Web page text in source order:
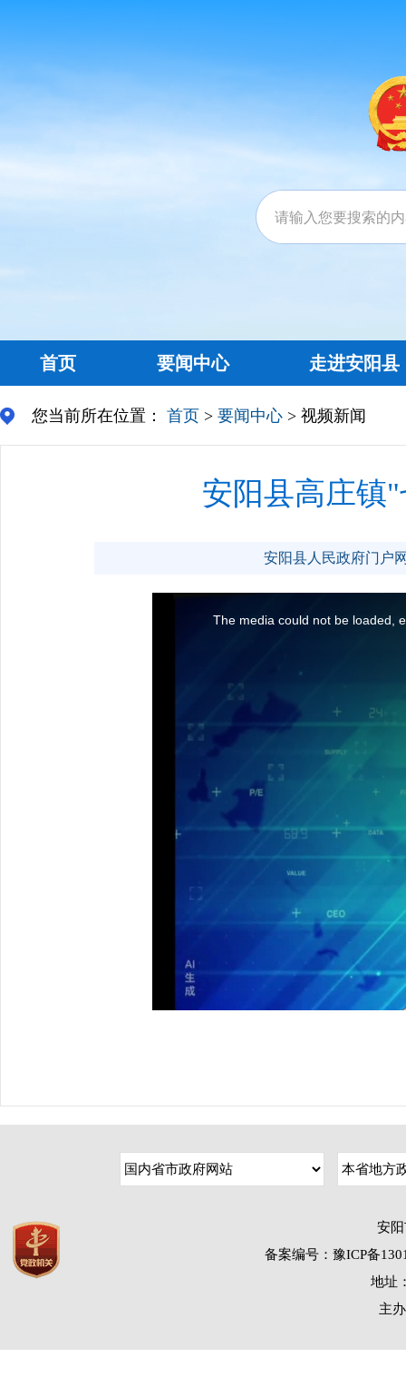
首页 要闻中心 走进安阳县
您当前所在位置： 首页 > 要闻中心 > 视频新闻
安阳县高庄镇
安阳县人民政府门户
安
备案编号：豫ICP备
地址
主